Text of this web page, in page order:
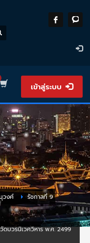
เข้าสู่ระบบ
วงศ์
รัชกาลที่ 9
บวรนิเวศวิหาร พ.ศ. 2499